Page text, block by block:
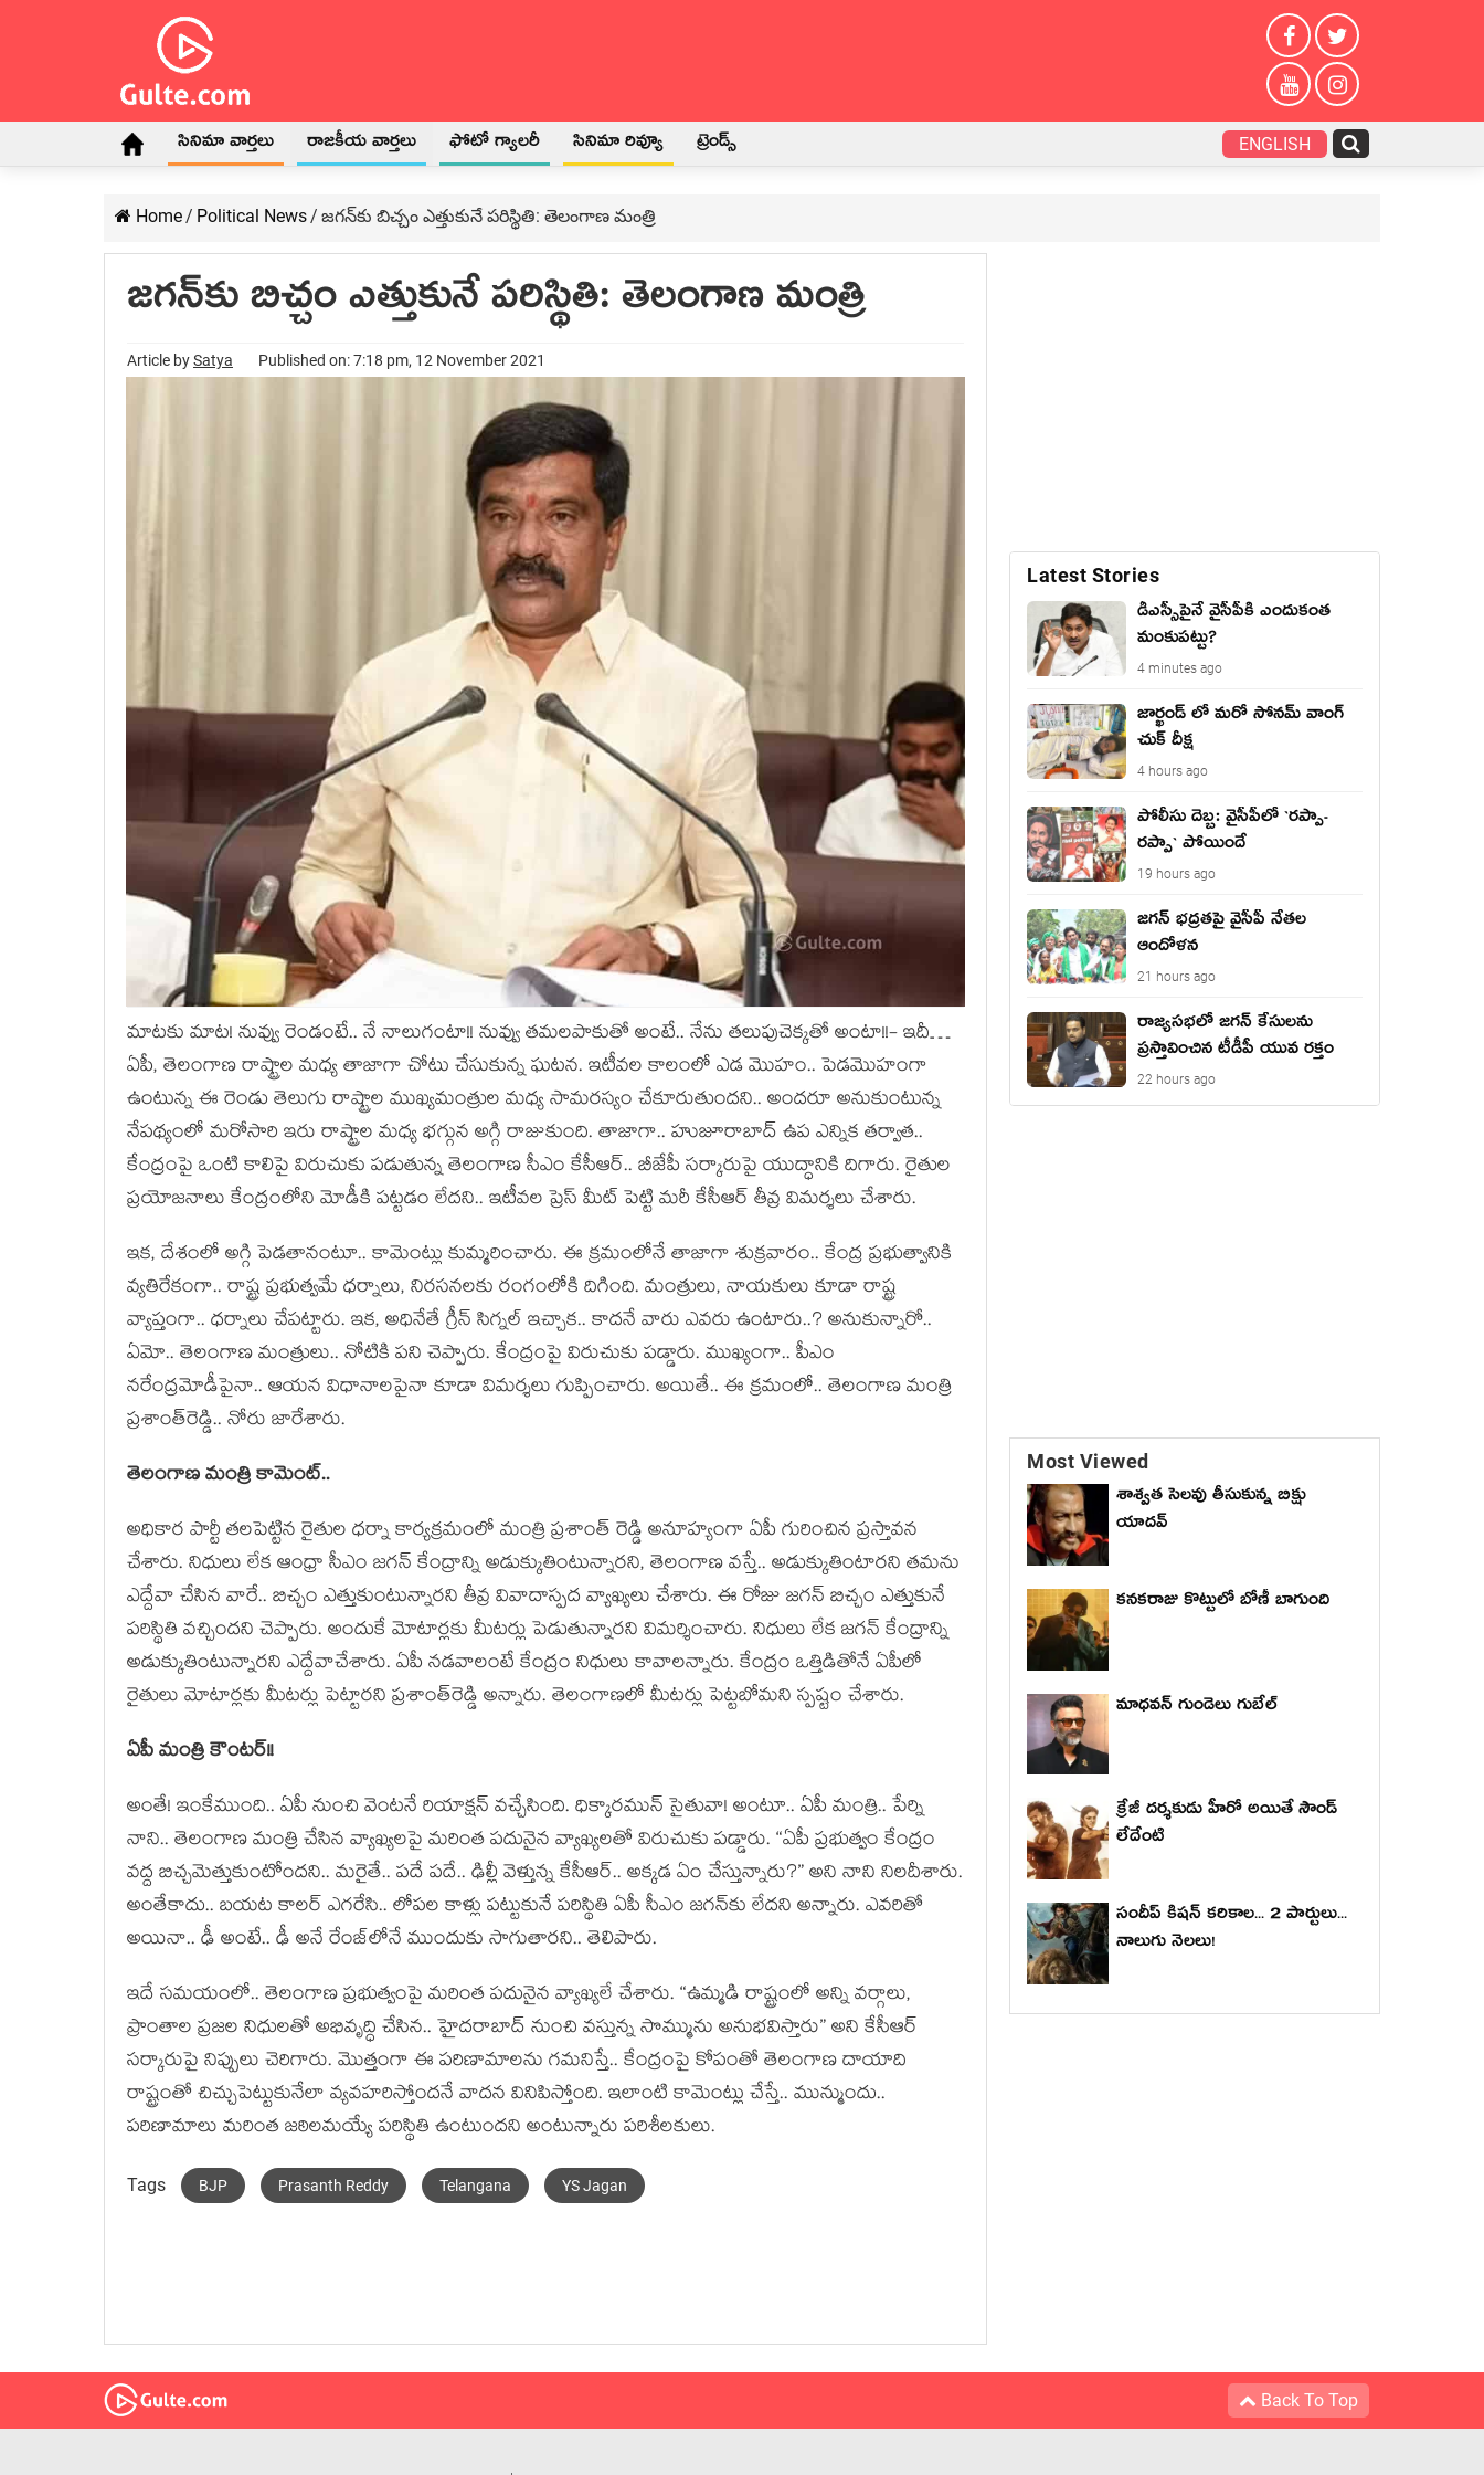
సినిమా వార్తలు రాజకీయ వార్తలు ఫోటో గ్యాలరీ సినిమా రివ్యూ ట్రెండ్స్ ENGLISH
Home/ Political News/ జగన్‌కు బిచ్చం ఎత్తుకునే పరిస్థితి: తెలంగాణ మంత్రి
జగన్‌కు బిచ్చం ఎత్తుకునే పరిస్థితి: తెలంగాణ మంత్రి
Article bySatya Published on: 7:18 pm, 12 November 2021
మాట‌కు మాట‌! నువ్వు రెండంటే.. నే నాలుగంటా!! నువ్వు త‌మ‌లపాకుతో అంటే.. నేను త‌లుపుచెక్క‌తో అంటా!!- ఇదీ…
ఏపీ, తెలంగాణ రాష్ట్రాల మ‌ధ్య తాజాగా చోటు చేసుకున్న ఘ‌ట‌న‌. ఇటీవ‌ల కాలంలో ఎడ మొహం.. పెడ‌మొహంగా
ఉంటున్న ఈ రెండు తెలుగు రాష్ట్రాల ముఖ్య‌మంత్రుల మ‌ధ్య సామ‌ర‌స్యం చేకూరుతుంద‌ని.. అంద‌రూ అనుకుంటున్న
నేప‌థ్యంలో మ‌రోసారి ఇరు రాష్ట్రాల మ‌ధ్య భ‌గ్గున అగ్గి రాజుకుంది. తాజాగా.. హుజూరాబాద్ ఉప ఎన్నిక త‌ర్వాత‌..
కేంద్రంపై ఒంటి కాలిపై విరుచుకు ప‌డుతున్న తెలంగాణ సీఎం కేసీఆర్‌.. బీజేపీ స‌ర్కారుపై యుద్ధానికి దిగారు. రైతుల
ప్ర‌యోజ‌నాలు కేంద్రంలోని మోడీకి ప‌ట్ట‌డం లేద‌ని.. ఇటీవ‌ల ప్రెస్ మీట్ పెట్టి మ‌రీ కేసీఆర్ తీవ్ర విమ‌ర్శ‌లు చేశారు.
ఇక‌, దేశంలో అగ్గి పెడ‌తానంటూ.. కామెంట్లు కుమ్మ‌రించారు. ఈ క్ర‌మంలోనే తాజాగా శుక్ర‌వారం.. కేంద్ర ప్ర‌భుత్వానికి
వ్య‌తిరేకంగా.. రాష్ట్ర ప్ర‌భుత్వ‌మే ధ‌ర్నాలు, నిర‌స‌న‌ల‌కు రంగంలోకి దిగింది. మంత్రులు, నాయకులు కూడా రాష్ట్ర
వ్యాప్తంగా.. ధ‌ర్నాలు చేప‌ట్టారు. ఇక‌, అధినేతే గ్రీన్ సిగ్న‌ల్ ఇచ్చాక‌.. కాద‌నే వారు ఎవ‌రు ఉంటారు..? అనుకున్నారో..
ఏమో.. తెలంగాణ మంత్రులు.. నోటికి ప‌ని చెప్పారు. కేంద్రంపై విరుచుకు ప‌డ్డారు. ముఖ్యంగా.. పీఎం
న‌రేంద్ర‌మోడీపైనా.. ఆయ‌న విధానాల‌పైనా కూడా విమ‌ర్శ‌లు గుప్పించారు. అయితే.. ఈ క్ర‌మంలో.. తెలంగాణ మంత్రి
ప్ర‌శాంత్‌రెడ్డి.. నోరు జారేశారు.
తెలంగాణ మంత్రి కామెంట్‌..
అధికార పార్టీ తలపెట్టిన రైతుల ధర్నా కార్యక్రమంలో మంత్రి ప్రశాంత్‌ రెడ్డి అనూహ్యంగా ఏపీ గురించిన ప్ర‌స్తావ‌న
చేశారు. నిధులు లేక ఆంధ్రా సీఎం జగన్‌ కేంద్రాన్ని అడుక్కుతింటున్నారని, తెలంగాణ వస్తే.. అడుక్కుతింటారని త‌మ‌ను
ఎద్దేవా చేసిన వారే.. బిచ్చం ఎత్తుకుంటున్నారని తీవ్ర వివాదాస్ప‌ద వ్యాఖ్య‌లు చేశారు. ఈ రోజు జగన్‌ బిచ్చం ఎత్తుకునే
పరిస్థితి వచ్చిందని చెప్పారు. అందుకే మోటార్లకు మీటర్లు పెడుతున్నారని విమర్శించారు. నిధులు లేక జగన్‌ కేంద్రాన్ని
అడుక్కుతింటున్నారని ఎద్దేవాచేశారు. ఏపీ నడవాలంటే కేంద్రం నిధులు కావాలన్నారు. కేంద్రం ఒత్తిడితోనే ఏపీలో
రైతులు మోటార్లకు మీటర్లు పెట్టారని ప్రశాంత్‌రెడ్డి అన్నారు. తెలంగాణలో మీటర్లు పెట్టబోమని స్పష్టం చేశారు.
ఏపీ మంత్రి కౌంట‌ర్‌!!
అంతే! ఇంకేముంది.. ఏపీ నుంచి వెంట‌నే రియాక్ష‌న్ వ‌చ్చేసింది. ధిక్కార‌మున్ సైతువా! అంటూ.. ఏపీ మంత్రి.. పేర్ని
నాని.. తెలంగాణ మంత్రి చేసిన వ్యాఖ్య‌ల‌పై మ‌రింత ప‌దునైన వ్యాఖ్య‌ల‌తో విరుచుకు ప‌డ్డారు. “ఏపీ ప్ర‌భుత్వం కేంద్రం
వ‌ద్ద బిచ్చ‌మెత్తుకుంటోంద‌ని.. మ‌రైతే.. ప‌దే ప‌దే.. ఢిల్లీ వెళ్తున్న కేసీఆర్‌.. అక్క‌డ ఏం చేస్తున్నారు?” అని నాని నిల‌దీశారు.
అంతేకాదు.. బ‌య‌ట కాల‌ర్ ఎగ‌రేసి.. లోప‌ల కాళ్లు ప‌ట్టుకునే ప‌రిస్థితి ఏపీ సీఎం జ‌గ‌న్‌కు లేద‌ని అన్నారు. ఎవ‌రితో
అయినా.. ఢీ అంటే.. ఢీ అనే రేంజ్‌లోనే ముందుకు సాగుతార‌ని.. తెలిపారు.
ఇదే స‌మ‌యంలో.. తెలంగాణ ప్ర‌భుత్వంపై మ‌రింత ప‌దునైన వ్యాఖ్య‌లే చేశారు. “ఉమ్మడి రాష్ట్రంలో అన్ని వ‌ర్గాలు,
ప్రాంతాల ప్ర‌జ‌ల నిధుల‌తో అభివృద్ధి చేసిన‌.. హైద‌రాబాద్ నుంచి వ‌స్తున్న సొమ్మును అనుభ‌విస్తారు” అని కేసీఆర్
స‌ర్కారుపై నిప్పులు చెరిగారు. మొత్తంగా ఈ ప‌రిణామాల‌ను గ‌మ‌నిస్తే.. కేంద్రంపై కోపంతో తెలంగాణ దాయాది
రాష్ట్రంతో చిచ్చుపెట్టుకునేలా వ్య‌వ‌హ‌రిస్తోంద‌నే వాద‌న వినిపిస్తోంది. ఇలాంటి కామెంట్లు చేస్తే.. మున్ముందు..
ప‌రిణామాలు మ‌రింత జ‌ఠిల‌మ‌య్యే ప‌రిస్థితి ఉంటుంద‌ని అంటున్నారు ప‌రిశీలకులు.
Tags BJP Prasanth Reddy Telangana YS Jagan
Latest Stories
డీఎస్సీపైనే వైసీపీకి ఎందుకంత
మంకుపట్టు?
4 minutes ago
జార్ఖండ్ లో మరో సోనమ్ వాంగ్
చుక్ దీక్ష
4 hours ago
పోలీసు దెబ్బ: వైసీపీలో `ర‌ప్పా-
ర‌ప్పా` పోయిందే
19 hours ago
జ‌గ‌న్ భద్రతపై వైసీపీ నేతల
ఆందోళన
21 hours ago
రాజ్యసభలో జగన్ కేసులను
ప్రస్తావించిన టీడీపీ యువ రక్తం
22 hours ago
Most Viewed
శాశ్వత సెలవు తీసుకున్న బిక్షు
యాదవ్
కనకరాజు కొట్టులో బోణీ బాగుంది
మాధ‌వ‌న్ గుండెలు గుబేల్‌
క్రేజీ దర్శకుడు హీరో అయితే సౌండ్
లేదేంటి
సందీప్ కిషన్ కరికాల... 2 పార్టులు...
నాలుగు నెలలు!
Back To Top